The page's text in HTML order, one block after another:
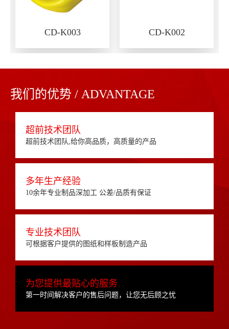
CD-K003 CD-K002
我们的优势 / ADVANTAGE
超前技术团队
超前技术团队,给你高品质，高质量的产品
多年生产经验
10余年专业制品深加工 公差/品质有保证
专业技术团队
可根据客户提供的图纸和样板制造产品
为您提供最贴心的服务
第一时间解决客户的售后问题，让您无后顾之忧